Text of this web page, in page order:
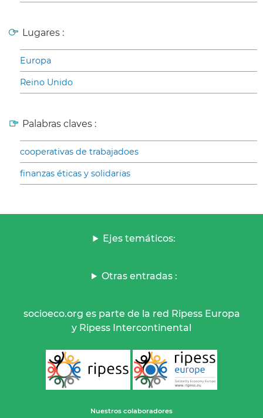
Lugares :
Europa
Reino Unido
Palabras claves :
cooperativas de trabajadoes
finanzas éticas y solidarias
Ejes temáticos:
Otras entradas :
socioeco.org es parte de la red Ripess Europa
y Ripess Intercontinental
Nuestros colaboradores